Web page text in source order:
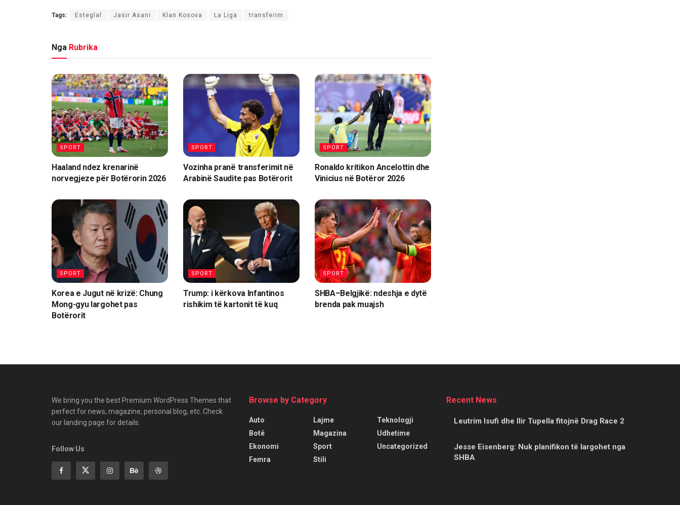
Tags: Esteglal Jasir Asani Klan Kosova La Liga transferim
Nga Rubrika
SPORT
Haaland ndez krenarinë
norvegjeze për Botërorin 2026
SPORT
Vozinha pranë transferimit në
Arabinë Saudite pas Botërorit
SPORT
Ronaldo kritikon Ancelottin dhe
Vinicius në Botëror 2026
SPORT
Korea e Jugut në krizë: Chung
Mong-gyu largohet pas
Botërorit
SPORT
Trump: i kërkova Infantinos
rishikim të kartonit të kuq
SPORT
SHBA–Belgjikë: ndeshja e dytë
brenda pak muajsh
We bring you the best Premium WordPress Themes that
perfect for news, magazine, personal blog, etc. Check
our landing page for details.
Follow Us
Browse by Category
Auto
Botë
Ekonomi
Femra
Lajme
Magazina
Sport
Stili
Teknologji
Udhetime
Uncategorized
Recent News
Leutrim Isufi dhe Ilir Tupella fitojnë Drag Race 2
Jesse Eisenberg: Nuk planifikon të largohet nga
SHBA